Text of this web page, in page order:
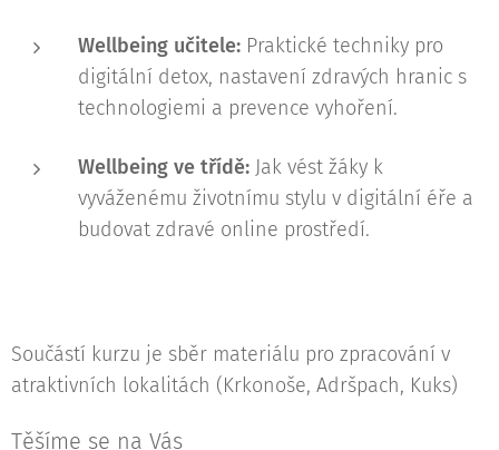
Wellbeing učitele: Praktické techniky pro
digitální detox, nastavení zdravých hranic s
technologiemi a prevence vyhoření.
Wellbeing ve třídě: Jak vést žáky k
vyváženému životnímu stylu v digitální éře a
budovat zdravé online prostředí.
Součástí kurzu je sběr materiálu pro zpracování v
atraktivních lokalitách (Krkonoše, Adršpach, Kuks)
Těšíme se na Vás